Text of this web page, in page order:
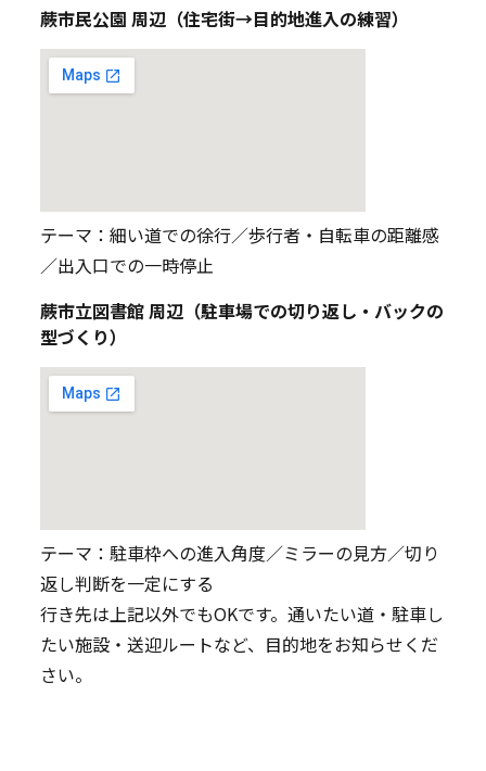
蕨市民公園 周辺（住宅街→目的地進入の練習）
テーマ：細い道での徐行／歩行者・自転車の距離感
／出入口での一時停止
蕨市立図書館 周辺（駐車場での切り返し・バックの
型づくり）
テーマ：駐車枠への進入角度／ミラーの見方／切り
返し判断を一定にする
行き先は上記以外でもOKです。通いたい道・駐車し
たい施設・送迎ルートなど、目的地をお知らせくだ
さい。